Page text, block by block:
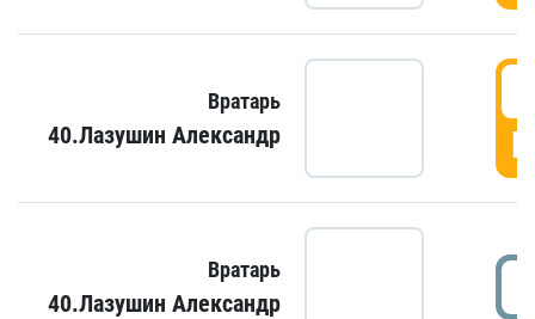
Вратарь
40.Лазушин Александр
Вратарь
40.Лазушин Александр